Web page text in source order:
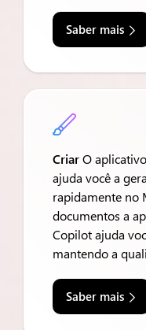
Saber mais

CriarO
ajuda você a
rapidamente no
documentos a
Copilot ajuda
mantendo a
Saber mais